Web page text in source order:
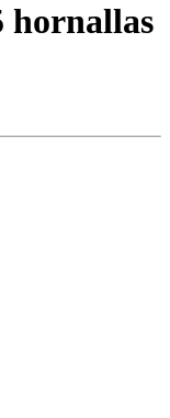
hornallas